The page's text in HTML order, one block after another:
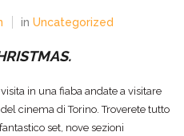
in Uncategorized
in una fiaba andate a visitare
cinema di Torino. Troverete tutto
set, nove sezioni